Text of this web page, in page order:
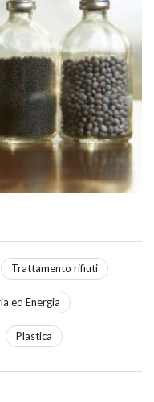
Trattamento rifiuti
ed Energia
Plastica